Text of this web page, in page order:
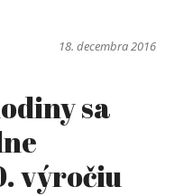
18. decembra 2016
sa
výročiu